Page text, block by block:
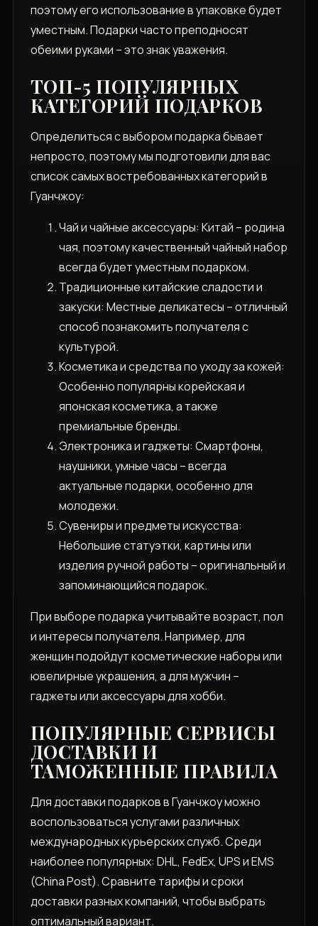
поэтому его использование в упаковке будет
уместным. Подарки часто преподносят
обеими руками – это знак уважения.
ТОП-5 ПОПУЛЯРНЫХ
КАТЕГОРИЙ ПОДАРКОВ
Определиться с выбором подарка бывает
непросто, поэтому мы подготовили для вас
список самых востребованных категорий в
Гуанчжоу:
Чай и чайные аксессуары: Китай – родина
чая, поэтому качественный чайный набор
всегда будет уместным подарком.
Традиционные китайские сладости и
закуски: Местные деликатесы – отличный
способ познакомить получателя с
культурой.
Косметика и средства по уходу за кожей:
Особенно популярны корейская и
японская косметика, а также
премиальные бренды.
Электроника и гаджеты: Смартфоны,
наушники, умные часы – всегда
актуальные подарки, особенно для
молодежи.
Сувениры и предметы искусства:
Небольшие статуэтки, картины или
изделия ручной работы – оригинальный и
запоминающийся подарок.
При выборе подарка учитывайте возраст, пол
и интересы получателя. Например, для
женщин подойдут косметические наборы или
ювелирные украшения, а для мужчин –
гаджеты или аксессуары для хобби.
ПОПУЛЯРНЫЕ СЕРВИСЫ
ДОСТАВКИ И
ТАМОЖЕННЫЕ ПРАВИЛА
Для доставки подарков в Гуанчжоу можно
воспользоваться услугами различных
международных курьерских служб. Среди
наиболее популярных: DHL, FedEx, UPS и EMS
(China Post). Сравните тарифы и сроки
доставки разных компаний, чтобы выбрать
оптимальный вариант.